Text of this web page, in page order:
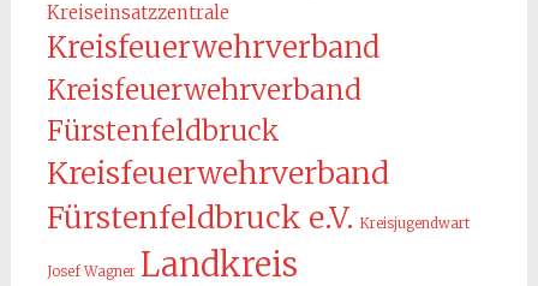
Kreiseinsatzzentrale
Kreisfeuerwehrverband
Kreisfeuerwehrverband
Fürstenfeldbruck
Kreisfeuerwehrverband
Fürstenfeldbruck e.V. Kreisjugendwart
Josef Wagner Landkreis